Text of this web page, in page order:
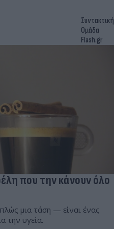
Συντακτική
Ομάδα
Flash.gr
που την κάνουν όλο
μια τάση — είναι ένας
την υγεία.